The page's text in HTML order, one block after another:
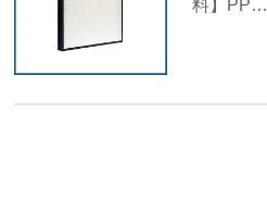
料】PP…